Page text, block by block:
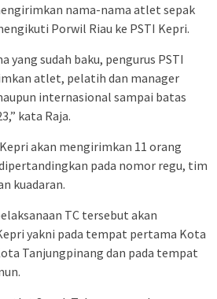
nama-nama atlet sepak
Porwil Riau ke PSTI Kepri.
yang sudah baku, pengurus PSTI
atlet, pelatih dan manager
internasional sampai batas
kata Raja.
akan mengirimkan 11 orang
pada nomor regu, tim
kuadaran.
TC tersebut akan
yakni pada tempat pertama Kota
Tanjungpinang dan pada tempat